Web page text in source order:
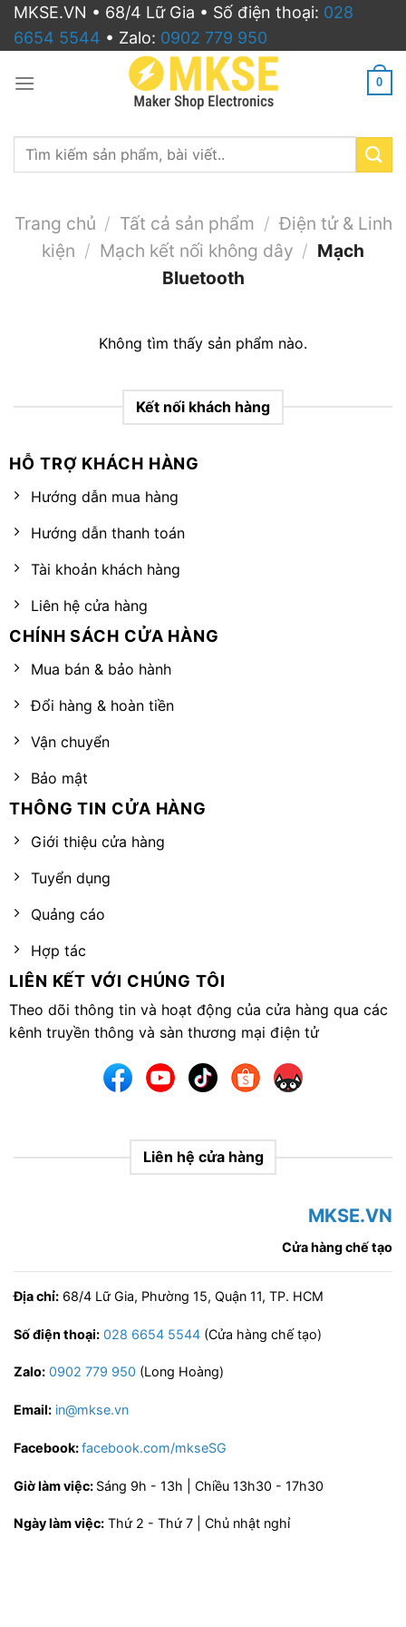
Bỏ
qua
nội
dung
MKSE.VN • 68/4 Lữ Gia • Số điện thoại: 028
6654 5544 • Zalo: 0902 779 950
0
Search
Trang chủ / Tất cả sản phẩm / Điện tử & Linh
kiện / Mạch kết nối không dây / Mạch
Bluetooth
Không tìm thấy sản phẩm nào.
Kết nối khách hàng
HỖ TRỢ KHÁCH HÀNG
Hướng dẫn mua hàng
Hướng dẫn thanh toán
Tài khoản khách hàng
Liên hệ cửa hàng
CHÍNH SÁCH CỬA HÀNG
Mua bán & bảo hành
Đổi hàng & hoàn tiền
Vận chuyển
Bảo mật
THÔNG TIN CỬA HÀNG
Giới thiệu cửa hàng
Tuyển dụng
Quảng cáo
Hợp tác
LIÊN KẾT VỚI CHÚNG TÔI
Theo dõi thông tin và hoạt động của cửa hàng qua các
kênh truyền thông và sàn thương mại điện tử
Liên hệ cửa hàng
MKSE.VN
Cửa hàng chế tạo
Địa chỉ: 68/4 Lữ Gia, Phường 15, Quận 11, TP. HCM
Số điện thoại: 028 6654 5544 (Cửa hàng chế tạo)
Zalo: 0902 779 950 (Long Hoàng)
Email: in@mkse.vn
Facebook:facebook.com/mkseSG
Giờ làm việc: Sáng 9h - 13h | Chiều 13h30 - 17h30
Ngày làm việc: Thứ 2 - Thứ 7 | Chủ nhật nghỉ